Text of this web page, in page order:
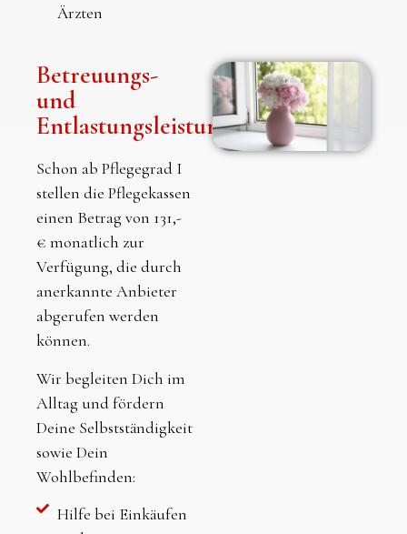
Ärzten
Betreuungs-
und
Entlastungsleistungen
Schon ab Pflegegrad I
stellen die Pflegekassen
einen Betrag von 131,-
€ monatlich zur
Verfügung, die durch
anerkannte Anbieter
abgerufen werden
können.
Wir begleiten Dich im
Alltag und fördern
Deine Selbstständigkeit
sowie Dein
Wohlbefinden:
Hilfe bei Einkäufen